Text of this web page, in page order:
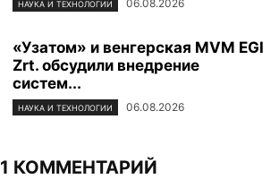
НАУКА И ТЕХНОЛОГИИ 06.08.2026
«Узатом» и венгерская MVM EGI
Zrt. обсудили внедрение
систем...
НАУКА И ТЕХНОЛОГИИ 06.08.2026
1 КОММЕНТАРИЙ